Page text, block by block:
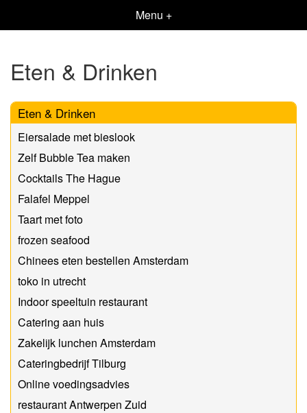
Menu +
Eten & Drinken
Eten & Drinken
Eiersalade met bieslook
Zelf Bubble Tea maken
Cocktails The Hague
Falafel Meppel
Taart met foto
frozen seafood
Chinees eten bestellen Amsterdam
toko in utrecht
Indoor speeltuin restaurant
Catering aan huis
Zakelijk lunchen Amsterdam
Cateringbedrijf Tilburg
Online voedingsadvies
restaurant Antwerpen Zuid